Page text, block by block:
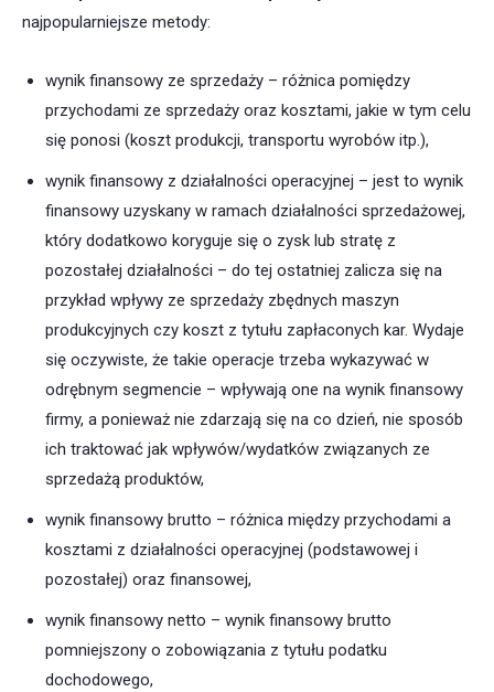
najpopularniejsze metody:
wynik finansowy ze sprzedaży – różnica pomiędzy
przychodami ze sprzedaży oraz kosztami, jakie w tym celu
się ponosi (koszt produkcji, transportu wyrobów itp.),
wynik finansowy z działalności operacyjnej – jest to wynik
finansowy uzyskany w ramach działalności sprzedażowej,
który dodatkowo koryguje się o zysk lub stratę z
pozostałej działalności – do tej ostatniej zalicza się na
przykład wpływy ze sprzedaży zbędnych maszyn
produkcyjnych czy koszt z tytułu zapłaconych kar. Wydaje
się oczywiste, że takie operacje trzeba wykazywać w
odrębnym segmencie – wpływają one na wynik finansowy
firmy, a ponieważ nie zdarzają się na co dzień, nie sposób
ich traktować jak wpływów/wydatków związanych ze
sprzedażą produktów,
wynik finansowy brutto – różnica między przychodami a
kosztami z działalności operacyjnej (podstawowej i
pozostałej) oraz finansowej,
wynik finansowy netto – wynik finansowy brutto
pomniejszony o zobowiązania z tytułu podatku
dochodowego,